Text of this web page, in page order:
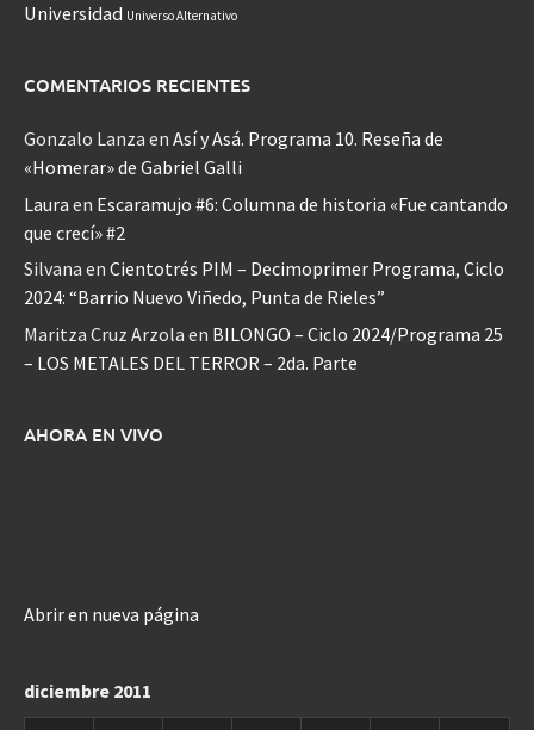
Universidad Universo Alternativo
COMENTARIOS RECIENTES
Gonzalo Lanza en Así y Asá. Programa 10. Reseña de
«Homerar» de Gabriel Galli
Laura en Escaramujo #6: Columna de historia «Fue cantando
que crecí» #2
Silvana en Cientotrés PIM – Decimoprimer Programa, Ciclo
2024: “Barrio Nuevo Viñedo, Punta de Rieles”
Maritza Cruz Arzola en BILONGO – Ciclo 2024/Programa 25
– LOS METALES DEL TERROR – 2da. Parte
AHORA EN VIVO
Abrir en nueva página
diciembre 2011